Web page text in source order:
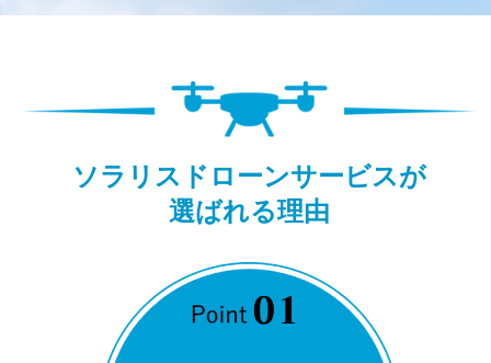
ソラリスドローンサービスが
選ばれる理由